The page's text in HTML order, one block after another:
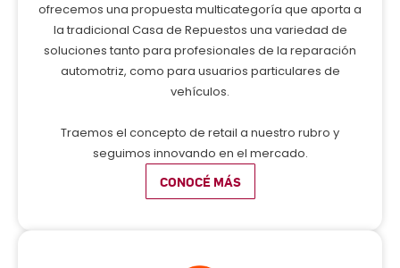
ofrecemos una propuesta multicategoría que aporta a
la tradicional Casa de Repuestos una variedad de
soluciones tanto para profesionales de la reparación
automotriz, como para usuarios particulares de
vehículos.
Traemos el concepto de retail a nuestro rubro y
seguimos innovando en el mercado.
CONOCÉ MÁS